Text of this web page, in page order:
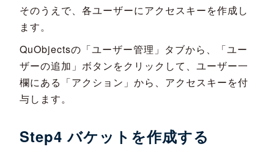
そのうえで、各ユーザーにアクセスキーを作成し
ます。
QuObjectsの「ユーザー管理」タブから、「ユー
ザーの追加」ボタンをクリックして、ユーザー一
欄にある「アクション」から、アクセスキーを付
与します。
Step4 バケットを作成する